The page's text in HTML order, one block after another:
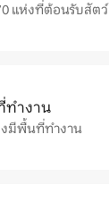
แห่งที่ต้อนรับสัตว์
ำงาน
มีพื้นที่ทำงาน